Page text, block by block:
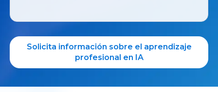
Solicita información sobre el aprendizaje
profesional en IA